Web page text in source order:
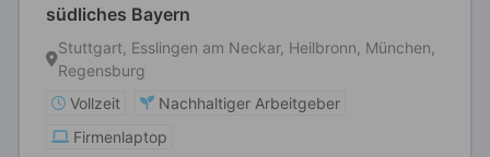
südliches Bayern
Stuttgart, Esslingen am Neckar, Heilbronn, München,
Regensburg
Vollzeit
Nachhaltiger Arbeitgeber
Firmenlaptop